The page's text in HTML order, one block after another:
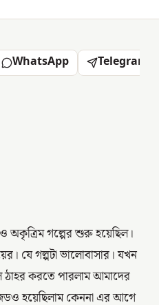
WhatsApp Telegram
গল্পের শুরু হয়েছিল।
যে গল্পটা ভালোবাসার। যখন
করতে পারলাম আমাদের
হয়েছিলাম কেননা এর আগে